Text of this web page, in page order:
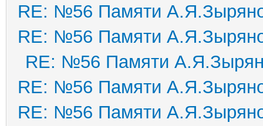
RE: №56 Памяти
RE: №56 Памяти
RE: №56 Памяти
RE: №56 Памяти
RE: №56 Памяти